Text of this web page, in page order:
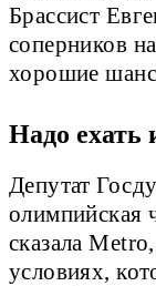
Брассист
соперников
хорошие
Надо ехать
Депутат
олимпийская
сказала
условиях,